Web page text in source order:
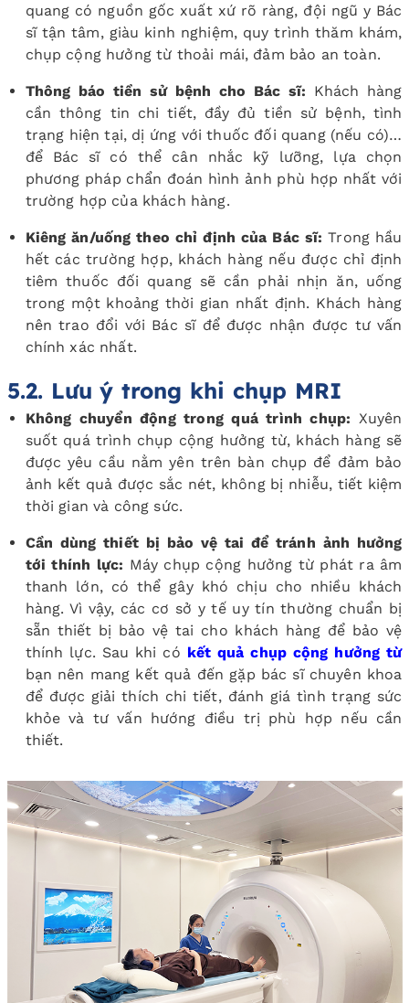
quang có nguồn gốc xuất xứ rõ ràng, đội ngũ y Bác
sĩ tận tâm, giàu kinh nghiệm, quy trình thăm khám,
chụp cộng hưởng từ thoải mái, đảm bảo an toàn.
Thông báo tiền sử bệnh cho Bác sĩ: Khách hàng
cần thông tin chi tiết, đầy đủ tiền sử bệnh, tình
trạng hiện tại, dị ứng với thuốc đối quang (nếu có)…
để Bác sĩ có thể cân nhắc kỹ lưỡng, lựa chọn
phương pháp chẩn đoán hình ảnh phù hợp nhất với
trường hợp của khách hàng.
Kiêng ăn/uống theo chỉ định của Bác sĩ: Trong hầu
hết các trường hợp, khách hàng nếu được chỉ định
tiêm thuốc đối quang sẽ cần phải nhịn ăn, uống
trong một khoảng thời gian nhất định. Khách hàng
nên trao đổi với Bác sĩ để được nhận được tư vấn
chính xác nhất.
5.2. Lưu ý trong khi chụp MRI
Không chuyển động trong quá trình chụp: Xuyên
suốt quá trình chụp cộng hưởng từ, khách hàng sẽ
được yêu cầu nằm yên trên bàn chụp để đảm bảo
ảnh kết quả được sắc nét, không bị nhiễu, tiết kiệm
thời gian và công sức.
Cần dùng thiết bị bảo vệ tai để tránh ảnh hưởng
tới thính lực: Máy chụp cộng hưởng từ phát ra âm
thanh lớn, có thể gây khó chịu cho nhiều khách
hàng. Vì vậy, các cơ sở y tế uy tín thường chuẩn bị
sẵn thiết bị bảo vệ tai cho khách hàng để bảo vệ
thính lực. Sau khi có kết quả chụp cộng hưởng từ
bạn nên mang kết quả đến gặp bác sĩ chuyên khoa
để được giải thích chi tiết, đánh giá tình trạng sức
khỏe và tư vấn hướng điều trị phù hợp nếu cần
thiết.